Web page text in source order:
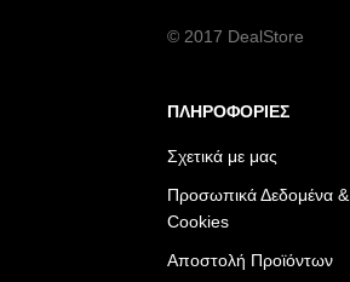
© 2017 DealStore
ΠΛΗΡΟΦΟΡΙΕΣ
Σχετικά με μας
Προσωπικά Δεδομένα &
Cookies
Αποστολή Προϊόντων